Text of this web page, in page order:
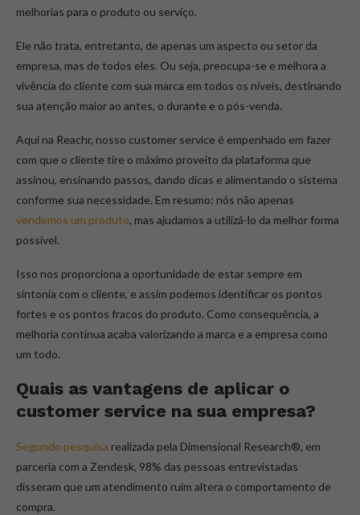
melhorias para o produto ou serviço.
Ele não trata, entretanto, de apenas um aspecto ou setor da
empresa, mas de todos eles. Ou seja, preocupa-se e melhora a
vivência do cliente com sua marca em todos os níveis, destinando
sua atenção maior ao antes, o durante e o pós-venda.
Aqui na Reachr, nosso customer service é empenhado em fazer
com que o cliente tire o máximo proveito da plataforma que
assinou, ensinando passos, dando dicas e alimentando o sistema
conforme sua necessidade. Em resumo: nós não apenas
vendemos um produto, mas ajudamos a utilizá-lo da melhor forma
possível.
Isso nos proporciona a oportunidade de estar sempre em
sintonia com o cliente, e assim podemos identificar os pontos
fortes e os pontos fracos do produto. Como consequência, a
melhoria contínua acaba valorizando a marca e a empresa como
um todo.
Quais as vantagens de aplicar o
customer service na sua empresa?
Segundo pesquisa realizada pela Dimensional Research®, em
parceria com a Zendesk, 98% das pessoas entrevistadas
disseram que um atendimento ruim altera o comportamento de
compra.